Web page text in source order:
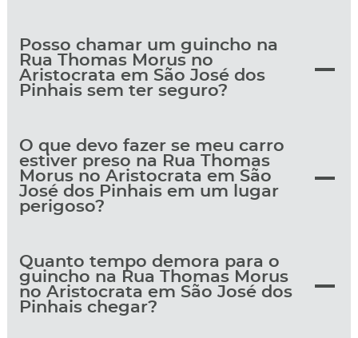
Posso chamar um guincho na
Rua Thomas Morus no
Aristocrata em São José dos
Pinhais sem ter seguro?
O que devo fazer se meu carro
estiver preso na Rua Thomas
Morus no Aristocrata em São
José dos Pinhais em um lugar
perigoso?
Quanto tempo demora para o
guincho na Rua Thomas Morus
no Aristocrata em São José dos
Pinhais chegar?